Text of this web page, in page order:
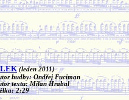
(leden 2011)
hudby: Ondřej Fuciman
textu: Milan Hrabal
2:29